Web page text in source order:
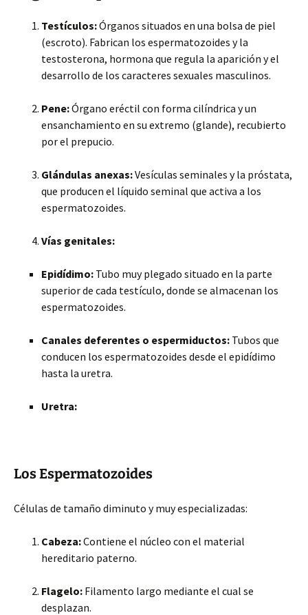
Testículos:Órganos situados en una bolsa de piel
(escroto). Fabrican los espermatozoides y la
testosterona, hormona que regula la aparición y el
desarrollo de los caracteres sexuales masculinos.
Pene:Órgano eréctil con forma cilíndrica y un
ensanchamiento en su extremo (glande), recubierto
por el prepucio.
Glándulas anexas:Vesículas seminales y la próstata,
que producen el líquido seminal que activa a los
espermatozoides.
Vías genitales:
Epidídimo: Tubo muy plegado situado en la parte
superior de cada testículo, donde se almacenan los
espermatozoides.
Canales deferentes o espermiductos: Tubos que
conducen los espermatozoides desde el epidídimo
hasta la uretra.
Uretra:
Los Espermatozoides
Células de tamaño diminuto y muy especializadas:
Cabeza:Contiene el núcleo con el material
hereditario paterno.
Flagelo: Filamento largo mediante el cual se
desplazan.